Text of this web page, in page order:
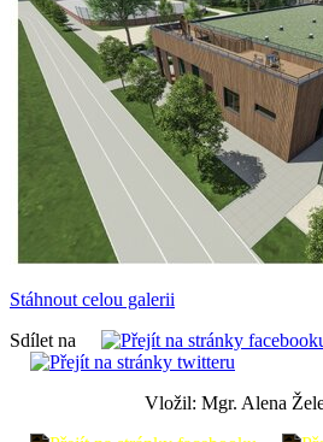
Stáhnout celou galerii
Sdílet na
Vložil: Mgr. Alena